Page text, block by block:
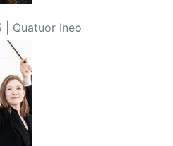
Quatuor Ineo